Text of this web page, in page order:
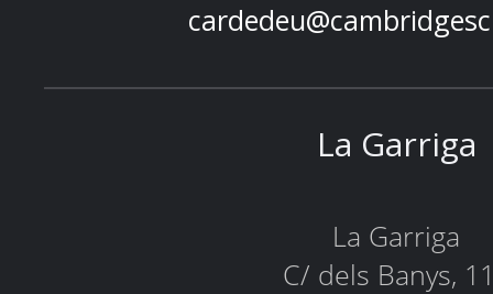
La Garriga
La Garriga
C/ dels Banys,